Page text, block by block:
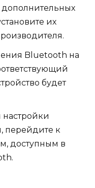
дополнительных
их
Bluetooth на
будет
настройки
перейдите к
доступным в